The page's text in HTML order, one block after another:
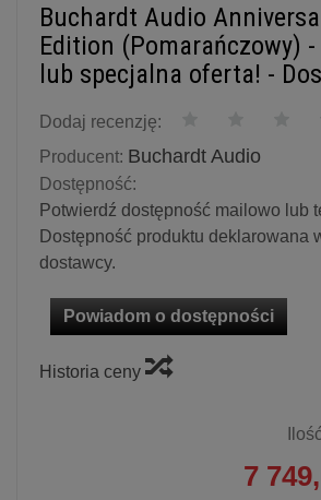
Buchardt Audio
Edition (Pomarańczowy) -
lub specjalna oferta! -
Dodaj recenzję:
Producent: Buchardt Audio
Dostępność:
Potwierdź dostępność mailowo lub
Dostępność produktu deklarowana
dostawcy.
Powiadom o dostępności
Historia ceny
7